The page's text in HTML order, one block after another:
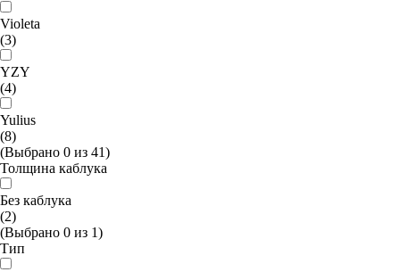
Violeta
(3)
YZY
(4)
Yulius
(8)
(Выбрано 0 из 41)
Толщина каблука
Без каблука
(2)
(Выбрано 0 из 1)
Тип